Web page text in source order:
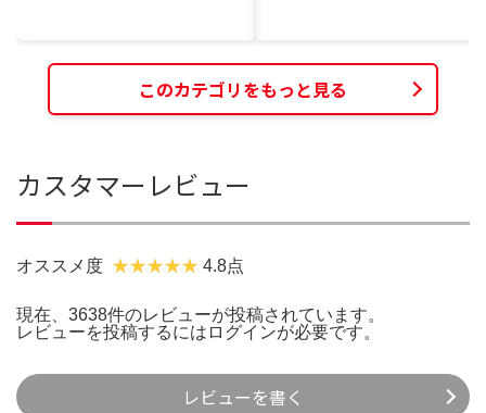
このカテゴリをもっと見る
カスタマーレビュー
オススメ度 4.8点
現在、3638件のレビューが投稿されています。
レビューを投稿するには ログインが必要です。
レビューを書く